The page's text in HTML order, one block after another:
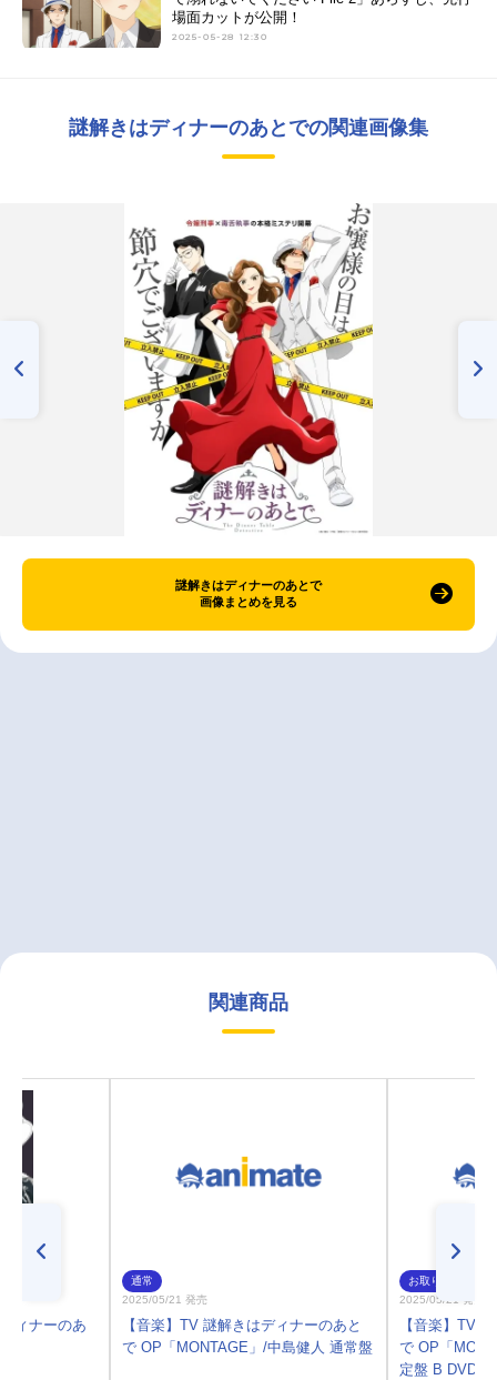
場面カットが公開！
2025-05-28 12:30
謎解きはディナーのあとでの関連画像集
謎解きはディナーのあとで
画像まとめを見る
関連商品
ィナーのあ
通常
2025/05/21 発売
【音楽】TV 謎解きはディナーのあと
で OP「MONTAGE」/中島健人 通常盤
お取り寄せ
2025/05/21 発売
【音楽】TV
で OP「
定盤 B DVD付